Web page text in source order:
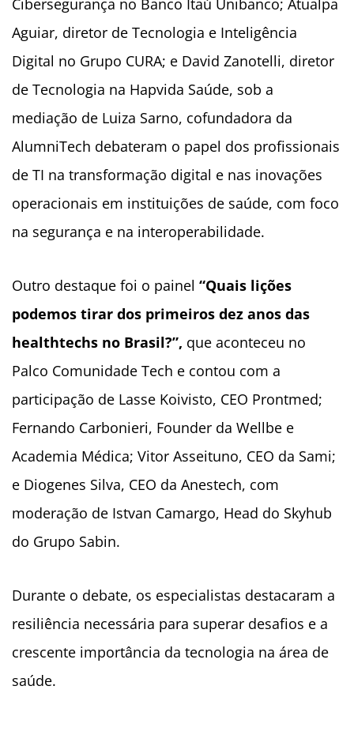
Cibersegurança no Banco Itaú Unibanco; Atualpa
Aguiar, diretor de Tecnologia e Inteligência
Digital no Grupo CURA; e David Zanotelli, diretor
de Tecnologia na Hapvida Saúde, sob a
mediação de Luiza Sarno, cofundadora da
AlumniTech debateram o papel dos profissionais
de TI na transformação digital e nas inovações
operacionais em instituições de saúde, com foco
na segurança e na interoperabilidade.
Outro destaque foi o painel “Quais lições
podemos tirar dos primeiros dez anos das
healthtechs no Brasil?”, que aconteceu no
Palco Comunidade Tech e contou com a
participação de Lasse Koivisto, CEO Prontmed;
Fernando Carbonieri, Founder da Wellbe e
Academia Médica; Vitor Asseituno, CEO da Sami;
e Diogenes Silva, CEO da Anestech, com
moderação de Istvan Camargo, Head do Skyhub
do Grupo Sabin.
Durante o debate, os especialistas destacaram a
resiliência necessária para superar desafios e a
crescente importância da tecnologia na área de
saúde.